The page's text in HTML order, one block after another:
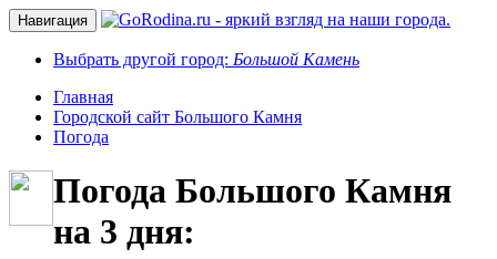
Навигация
Выбрать другой город: Большой Камень
Главная
Городской сайт Большого Камня
Погода
Погода Большого Камня
на 3 дня: